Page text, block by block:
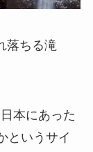
落ちる滝
本にあった
というサイ